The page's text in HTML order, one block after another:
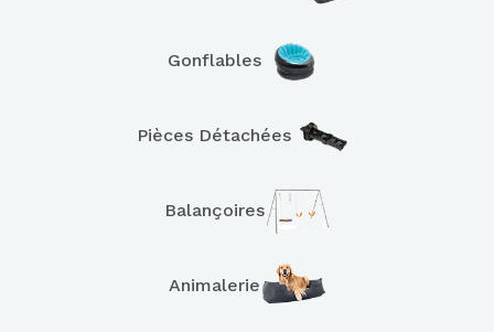
Gonflables
Pièces Détachées
Balançoires
Animalerie